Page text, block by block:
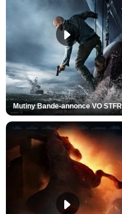
Mutiny Bande-annonce VO STFR